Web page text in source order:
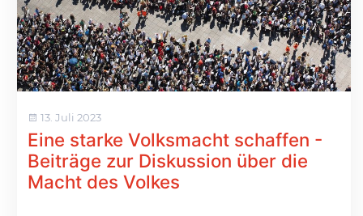
13. Juli 2023
Eine starke Volksmacht schaffen -
Beiträge zur Diskussion über die
Macht des Volkes